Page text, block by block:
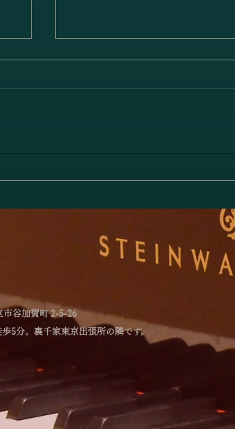
「林綾乃＆野川かおる 2台ピ
－対話と共鳴―」のお知らせ
谷加賀町 2-5-26
5分。裏千家東京出張所の隣です。